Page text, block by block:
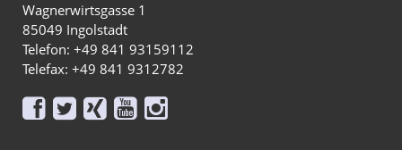
Wagnerwirtsgasse 1
85049 Ingolstadt
Telefon: +49 841 93159112
Telefax: +49 841 9312782
    